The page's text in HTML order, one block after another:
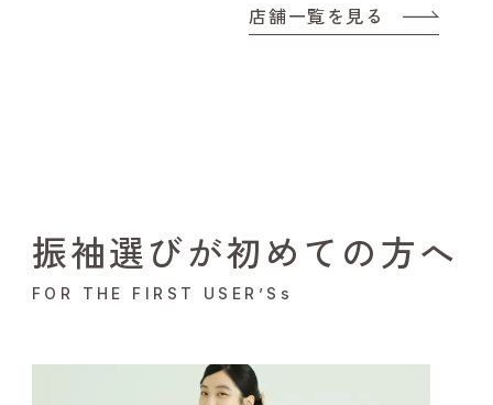
店舗一覧を見る
振袖選びが初めての方へ
FOR THE FIRST USER’Ss